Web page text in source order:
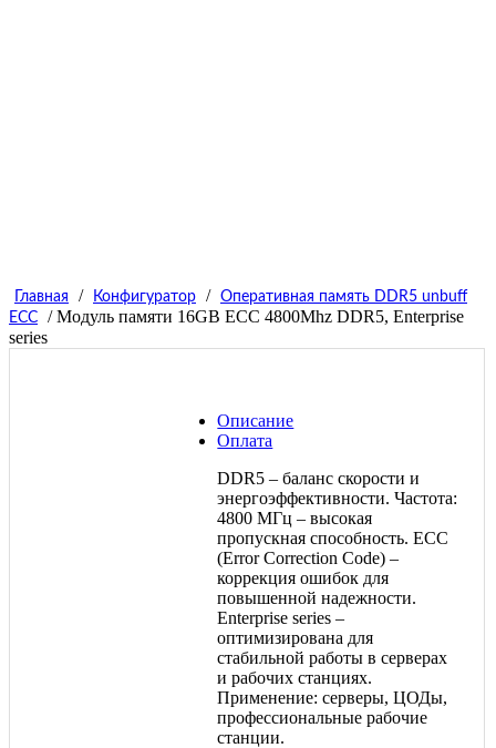
Главная / Конфигуратор / Оперативная память DDR5 unbuff
ECC
/ Модуль памяти 16GB ECC 4800Mhz DDR5, Enterprise
series
Описание
Оплата
DDR5 – баланс скорости и
энергоэффективности. Частота:
4800 МГц – высокая
пропускная способность. ECC
(Error Correction Code) –
коррекция ошибок для
повышенной надежности.
Enterprise series –
оптимизирована для
стабильной работы в серверах
и рабочих станциях.
Применение: серверы, ЦОДы,
профессиональные рабочие
станции.